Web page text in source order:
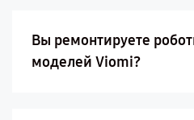
Вы ремонтируете
моделей Viomi?